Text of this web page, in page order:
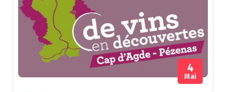
4
Mai